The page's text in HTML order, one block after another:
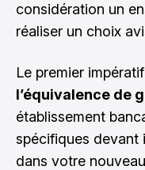
considération un
réaliser un choix
Le premier
l’équivalence de
établissement
spécifiques devant
dans votre